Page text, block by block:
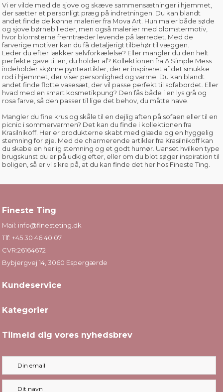
Vi er vilde med de sjove og skæve sammensætninger i hjemmet,
der sætter et personligt præg på indretningen. Du kan blandt
andet finde de kønne malerier fra Mova Art . Hun maler både søde
og sjove børnebilleder, men også malerier med blomstermotiv,
hvor blomsterne fremtræder levende på lærredet. Med de
farverige motiver kan du få detaljerigt tilbehør til væggen.
Leder du efter lækker selvforkælelse? Eller mangler du den helt
perfekte gave til en, du holder af? Kollektionen fra A Simple Mess
indeholder skønne pynteartikler, der er inspireret af det smukke
rod i hjemmet, der viser personlighed og varme. Du kan blandt
andet finde flotte vasesæt, der vil passe perfekt til sofabordet. Eller
hvad med en smart kosmetikpung? Den fås både i en lys grå og
rosa farve, så den passer til lige det behov, du måtte have.
Mangler du fine krus og skåle til en dejlig aften på sofaen eller til en
picnic i sommervarmen? Det kan du finde i kollektionen fra
Krasilnikoff. Her er produkterne skabt med glæde og en hyggelig
stemning for øje. Med de charmerende artikler fra Krasilnikoffkan
du skabe en herlig stemning og et godt humør. Uanset hvilken type
brugskunst du er på udkig efter, eller om du blot søger inspiration til
boligen, så er vi sikre på, at du kan finde det her hos Fineste Ting.
Fineste Ting
Mail: info@finesteting.dk
Tlf:+45 30 46 40 07
CVR:26164672
Bybjergvej 14, 3060 Espergærde
Kundeservice
Kategorier
Tilmeld dig vores nyhedsbrev